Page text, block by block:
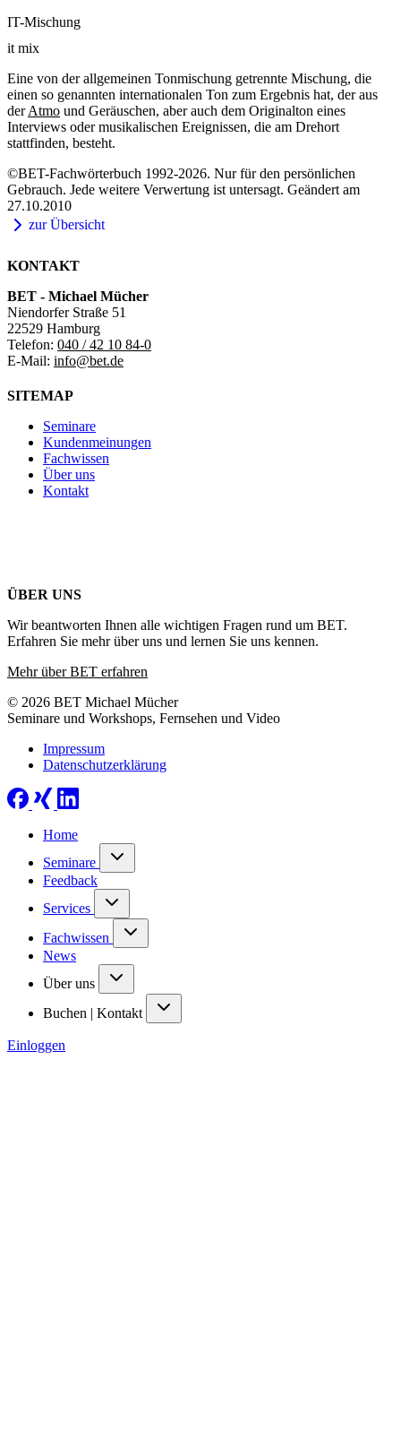
IT-Mischung
it mix
Eine von der allgemeinen Tonmischung getrennte Mischung, die
einen so genannten internationalen Ton zum Ergebnis hat, der aus
derAtmo und Geräuschen, aber auch dem Originalton eines
Interviews oder musikalischen Ereignissen, die am Drehort
stattfinden, besteht.
©BET-Fachwörterbuch 1992-2026. Nur für den persönlichen
Gebrauch. Jede weitere Verwertung ist untersagt. Geändert am
27.10.2010
zur Übersicht
KONTAKT
BET - Michael Mücher
Niendorfer Straße 51
22529 Hamburg
Telefon: 040 / 42 10 84-0
E-Mail: info@bet.de
SITEMAP
Seminare
Kundenmeinungen
Fachwissen
Über uns
Kontakt
ÜBER UNS
Wir beantworten Ihnen alle wichtigen Fragen rund um BET.
Erfahren Sie mehr über uns und lernen Sie uns kennen.
Mehr über BET erfahren
© 2026 BET Michael Mücher
Seminare und Workshops, Fernsehen und Video
Impressum
Datenschutzerklärung
Home
Seminare
Feedback
Services
Fachwissen
News
Über uns
Buchen | Kontakt
Einloggen